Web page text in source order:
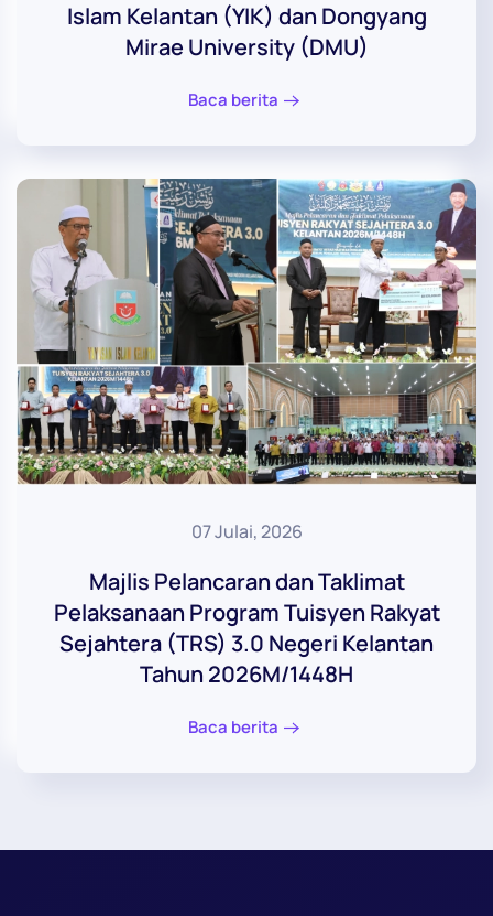
Islam Kelantan (YIK) dan Dongyang
Mirae University (DMU)
Baca berita
07 Julai, 2026
Majlis Pelancaran dan Taklimat
Pelaksanaan Program Tuisyen Rakyat
Sejahtera (TRS) 3.0 Negeri Kelantan
Tahun 2026M/1448H
Baca berita